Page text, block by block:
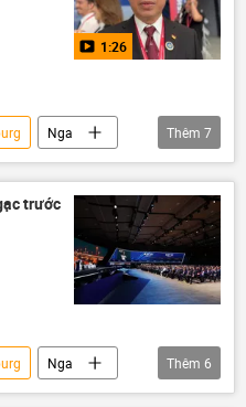
1:26
Nga
Thế giới
Chính trị
Thêm 7
trước
Nga
Thêm 6